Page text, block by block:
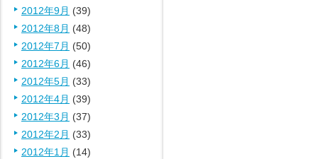
2012年9月 (39)
2012年8月 (48)
2012年7月 (50)
2012年6月 (46)
2012年5月 (33)
2012年4月 (39)
2012年3月 (37)
2012年2月 (33)
2012年1月 (14)